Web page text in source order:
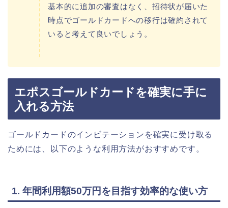
基本的に追加の審査はなく、招待状が届いた
時点でゴールドカードへの移行は確約されて
いると考えて良いでしょう。
エポスゴールドカードを確実に手に
入れる方法
ゴールドカードのインビテーションを確実に受け取る
ためには、以下のような利用方法がおすすめです。
1. 年間利用額50万円を目指す効率的な使い方